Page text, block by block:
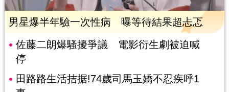
男星爆半年驗一次性病 曝等待結果超忐忑
佐藤二朗爆騷擾爭議 電影衍生劇被迫喊
停
田路路生活拮据!74歲司馬玉嬌不忍疾呼1